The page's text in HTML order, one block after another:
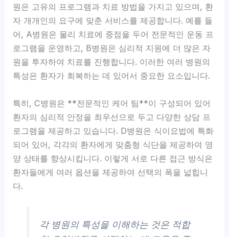
원은 고유의 프로그램과 치료 방법을 가지고 있으며, 환
자 개개인의 요구에 맞춘 서비스를 제공합니다. 예를 들
어, A병원은 물리 치료에 중점을 두어 전문적인 운동 프
로그램을 운영하고, B병원은 심리적 지원에 더 많은 자
원을 투자하여 치료를 진행합니다. 이러한 여러 병원의
특성은 환자가 회복하는 데 있어서 중요한 요소입니다.
특히, C병원은 **전문적인 케어 팀**이 구성되어 있어
환자의 심리적 안정을 최우선으로 두고 다양한 상담 프
로그램을 제공하고 있습니다. D병원은 식이요법에 특화
되어 있어, 각각의 환자에게 맞춤형 식단을 제공하여 영
양 상태를 향상시킵니다. 이렇게 서로 다른 접근 방식은
환자들에게 여러 옵션을 제공하여 선택의 폭을 넓힙니
다.
각 병원의 특성을 이해하는 것은 적합